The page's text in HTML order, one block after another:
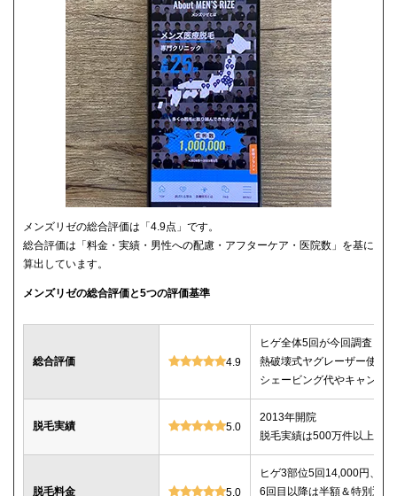
メンズリゼの総合評価は「4.9点」です。
総合評価は「料金・実績・男性への配慮・アフターケア・医院数」を基に
算出しています。
メンズリゼの総合評価と5つの評価基準
総合評価 4.9
ヒゲ全体5回が今回調査し
熱破壊式ヤグレーザー使用
シェービング代やキャンセ
脱毛実績 5.0
2013年開院
脱毛実績は500万件以上
脱毛料金 5.0
ヒゲ3部位5回14,000円、ヒ
6回目以降は半額＆特別返